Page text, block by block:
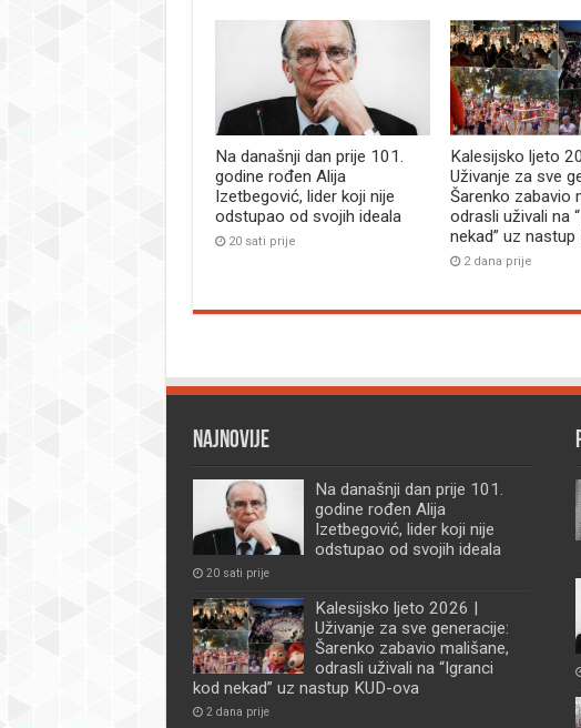
Na današnji dan prije 101.
godine rođen Alija
Izetbegović, lider koji nije
odstupao od svojih ideala
20 sati prije
Kalesijsko ljeto
Uživanje za sve
Šarenko zabavio
odrasli uživali na
nekad” uz nastup
2 dana prije
Najnovije
Na današnji dan prije 101.
godine rođen Alija
Izetbegović, lider koji nije
odstupao od svojih ideala
20 sati prije
Kalesijsko ljeto 2026 |
Uživanje za sve generacije:
Šarenko zabavio mališane,
odrasli uživali na “Igranci
kod nekad” uz nastup KUD-ova
2 dana prije